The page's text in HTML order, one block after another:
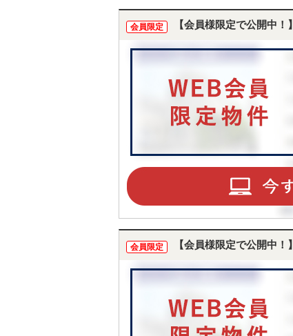
会員限定 【会員様限定で公開中！】
会員限定 【会員様限定で公開中！】